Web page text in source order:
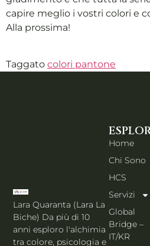
capire meglio i vostri colori e
Alla prossima!
Taggato colori pantone
Lara Quaranta (Lara La
Biche) Da più di 10
anni esploro l'alchimia
tra colore, psicologia e
Home
Chi Sono
HCS
Servizi
Global
Bridge –
IT/KR